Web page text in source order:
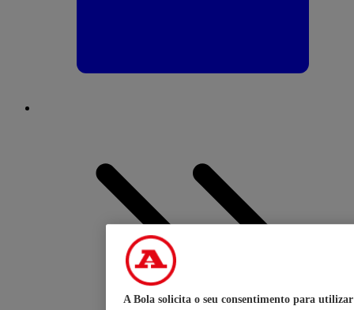
A Bola solicita o seu consentimento para utilizar